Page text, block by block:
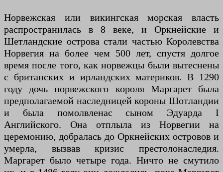
Норвежская или викингская морская власть
распространилась в 8 веке, и Оркнейские и
Шетландские острова стали частью Королевства
Норвегия на более чем 500 лет, спустя долгое
время после того, как норвежцы были вытеснены
с британских и ирландских материков. В 1290
году дочь норвежского короля Маргарет была
предполагаемой наследницей короны Шотландии
и была помолвлена ​​с сыном Эдуарда I
Английского. Она отплыла из Норвегии на
церемонию, добралась до Оркнейских островов и
умерла, вызвав кризис престолонаследия.
Маргарет было четыре года. Ничто не смутило